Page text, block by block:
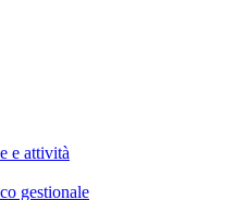
e attività
gestionale